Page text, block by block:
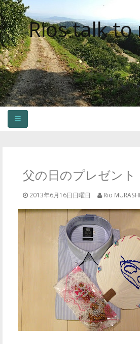
Rios talk to
OLDER CONTENTS
父の日のプレゼント
2013年6月16日日曜日 Rio